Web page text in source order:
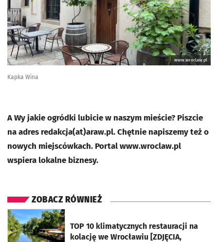
www.wroclaw.pl
Kapka Wina
A Wy jakie ogródki lubicie w naszym mieście? Piszcie
na adres redakcja(at)araw.pl. Chętnie napiszemy też o
nowych miejscówkach. Portal www.wroclaw.pl
wspiera lokalne biznesy.
ZOBACZ RÓWNIEŻ
TOP 10 klimatycznych restauracji na
kolację we Wrocławiu [ZDJĘCIA,
otworzy się w nowej karcie